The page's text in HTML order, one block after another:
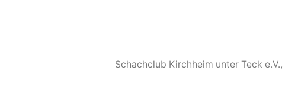
Schachclub Kirchheim unter Teck e.V.,